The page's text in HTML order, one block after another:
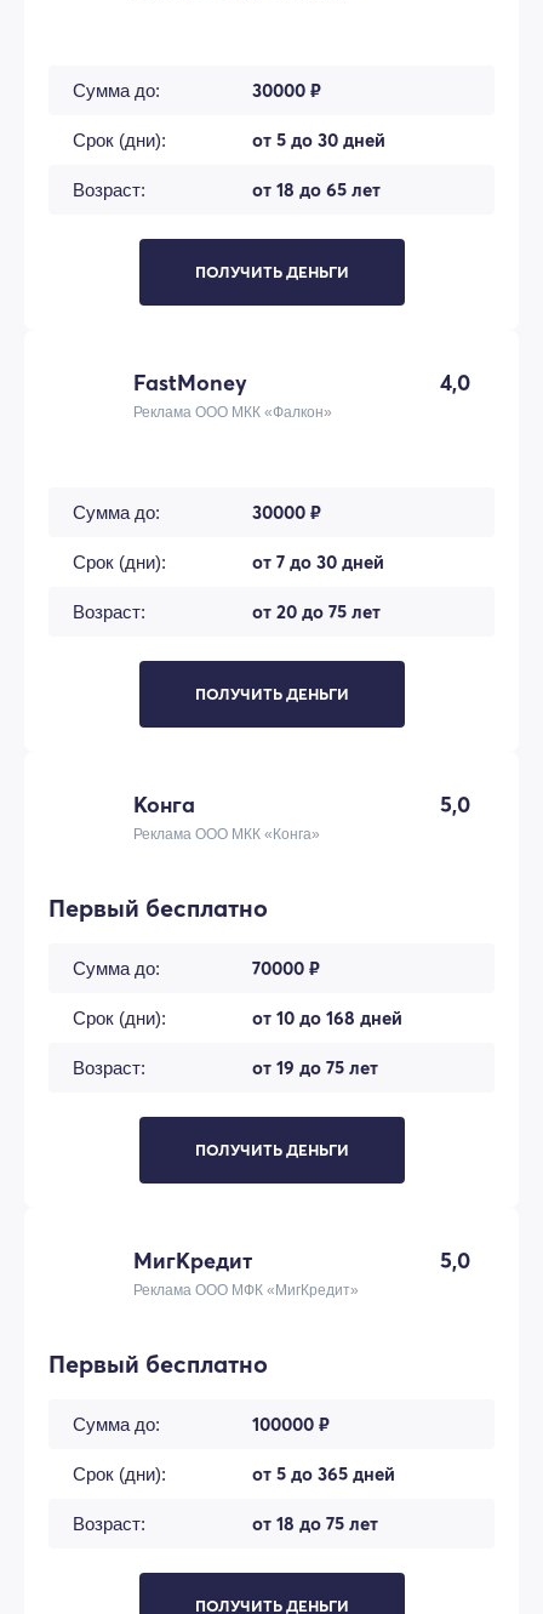
Сумма до: 30000 ₽
Срок (дни): от 5 до 30 дней
Возраст: от 18 до 65 лет
ПОЛУЧИТЬ ДЕНЬГИ
FastMoney 4,0
Реклама ООО МКК «Фалкон»
Сумма до: 30000 ₽
Срок (дни): от 7 до 30 дней
Возраст: от 20 до 75 лет
ПОЛУЧИТЬ ДЕНЬГИ
Конга 5,0
Реклама ООО МКК «Конга»
Первый бесплатно
Сумма до: 70000 ₽
Срок (дни): от 10 до 168 дней
Возраст: от 19 до 75 лет
ПОЛУЧИТЬ ДЕНЬГИ
МигКредит 5,0
Реклама ООО МФК «МигКредит»
Первый бесплатно
Сумма до: 100000 ₽
Срок (дни): от 5 до 365 дней
Возраст: от 18 до 75 лет
ПОЛУЧИТЬ ДЕНЬГИ